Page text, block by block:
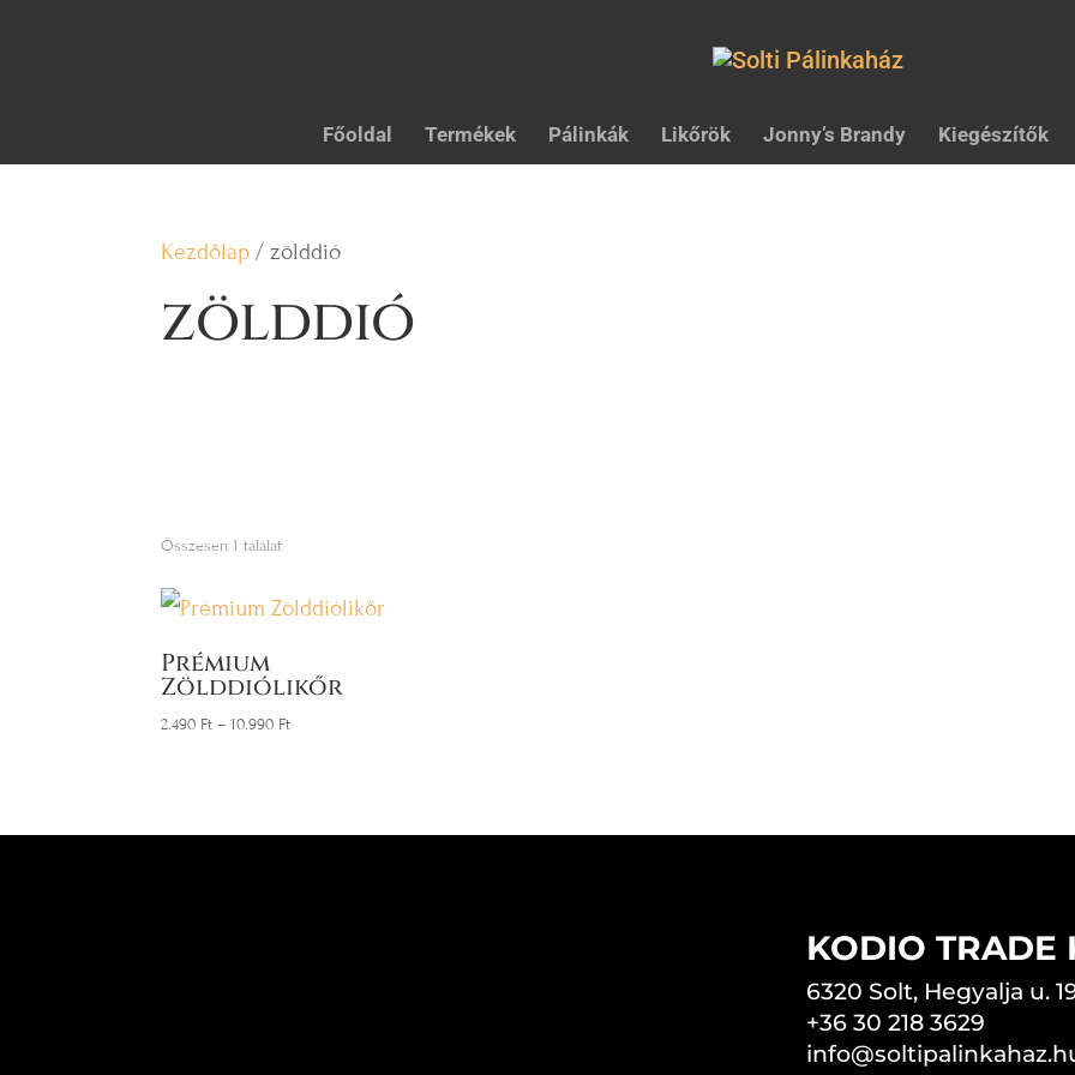
Főoldal Termékek Pálinkák Likőrök Jonny’s Brandy Kiegészítők
Kezdőlap / zölddió
zölddió
Összesen 1 találat
Prémium
Zölddiólikőr
2.490 Ft –10.990 Ft
KODIO TRADE
6320 Solt, Hegyalja u.
+36 30 218 3629